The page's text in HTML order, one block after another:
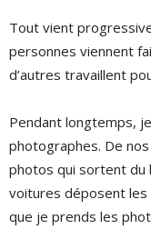
Tout vient
personnes viennent
d’autres travaillent
Pendant longtemps,
photographes. De
photos qui sortent du
voitures déposent les
que je prends les